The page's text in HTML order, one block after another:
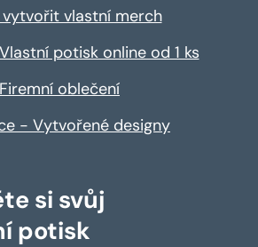
vytvořit vlastní merch
potisk online od 1 ks
Firemní oblečení
- Vytvořené designy
si svůj
potisk